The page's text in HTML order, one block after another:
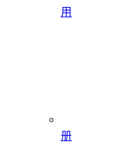
用
册